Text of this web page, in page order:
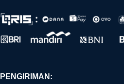
PENGIRIMAN: